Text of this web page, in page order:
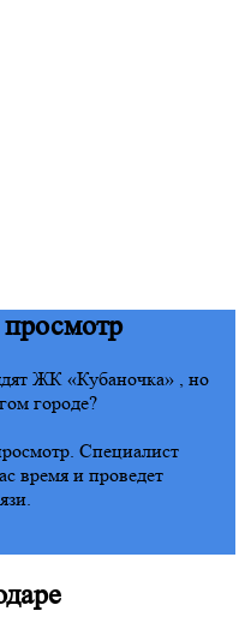
ЖК «Кубаночка» , но
городе?
Специалист
время и проведет